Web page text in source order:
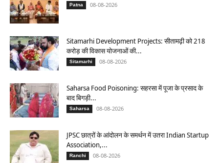
Patna 08-08-2026
Sitamarhi Development Projects: सीतामढ़ी को 218
करोड़ की विकास योजनाओं की...
Sitamarhi 08-08-2026
Saharsa Food Poisoning: सहरसा में पूजा के प्रसाद के
बाद बिगड़ी...
Saharsa 08-08-2026
JPSC छात्रों के आंदोलन के समर्थन में उतरा Indian Startup
Association,...
Ranchi 08-08-2026